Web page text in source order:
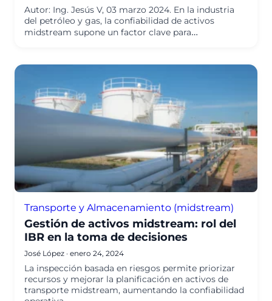
Autor: Ing. Jesús V, 03 marzo 2024. En la industria
del petróleo y gas, la confiabilidad de activos
midstream supone un factor clave para…
Transporte y Almacenamiento (midstream)
Gestión de activos midstream: rol del
IBR en la toma de decisiones
José López · enero 24, 2024
La inspección basada en riesgos permite priorizar
recursos y mejorar la planificación en activos de
transporte midstream, aumentando la confiabilidad